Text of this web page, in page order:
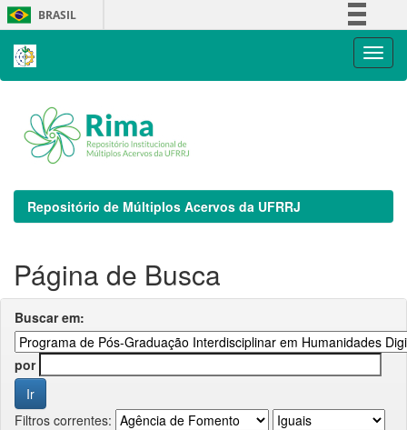
Skip
navigation
BRASIL
Repositório de Múltiplos Acervos da UFRRJ
Página de Busca
Buscar em:
por
Filtros correntes: